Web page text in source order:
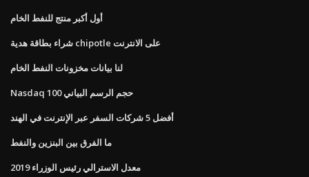
أول أكبر منتج للنفط الخام
شراء بطاقة هدية chipotle على الانترنت
لنا بيانات مخزونات النفط الخام
Nasdaq 100 حجم الرسم البياني
أفضل 5 شركات السفر عبر الإنترنت في الهند
ما الفرق بين البنزين والنفط
معدل الاسترالي رئيس الوزراء 2019